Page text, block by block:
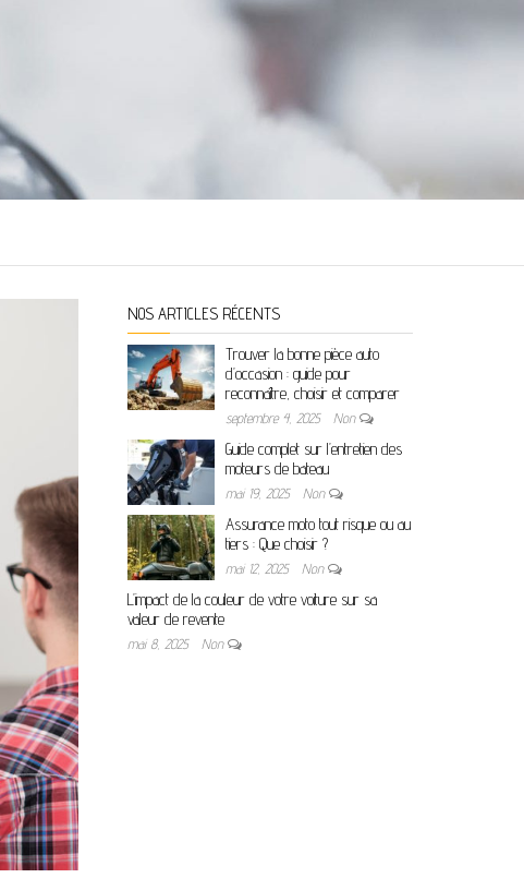
NOS ARTICLES RÉCENTS
Trouver la bonne pièce auto
d’occasion : guide pour
reconnaître, choisir et comparer
septembre 4, 2025 Non
Guide complet sur l’entretien des
moteurs de bateau
mai 19, 2025 Non
Assurance moto tout risque ou au
tiers : Que choisir ?
mai 12, 2025 Non
L’impact de la couleur de votre voiture sur sa
valeur de revente
mai 8, 2025 Non